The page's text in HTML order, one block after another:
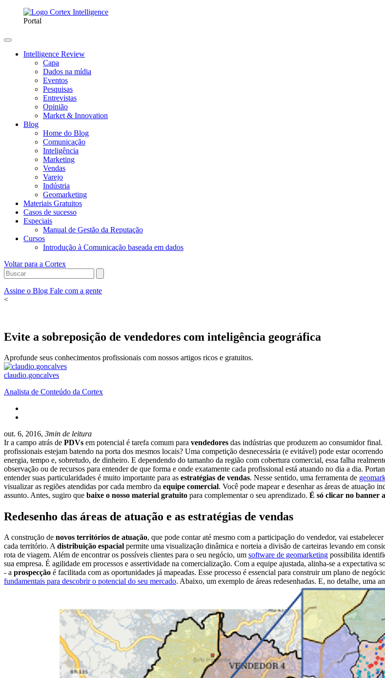
Portal
Intelligence Review
Capa
Dados na mídia
Eventos
Pesquisas
Entrevistas
Opinião
Market & Innovation
Blog
Home do Blog
Comunicação
Inteligência
Marketing
Vendas
Varejo
Indústria
Geomarketing
Materiais Gratuitos
Casos de sucesso
Especiais
Manual de Gestão da Reputação
Cursos
Introdução à Comunicação baseada em dados
Voltar para a Cortex
Assine o Blog Fale com a gente
<
Evite a sobreposição de vendedores com inteligência geográfica
Aprofunde seus conhecimentos profissionais com nossos artigos ricos e gratuitos.
claudio.goncalves
Analista de Conteúdo da Cortex
out. 6, 2016, 3min de leitura
Ir a campo atrás de PDVs em potencial é tarefa comum para vendedores das indústrias que produzem ao consumidor
profissionais estejam batendo na porta dos mesmos locais? Uma competição desnecessária (e evitável) pode estar
energia, tempo e, sobretudo, de dinheiro. E dependendo do tamanho da região com cobertura comercial, essa falha
observação ou de recursos para entender de que forma e onde exatamente cada profissional está atuando no dia a dia.
entender suas particularidades é muito importante para as estratégias de vendas. Nesse sentido, uma ferramenta de
visualizar as regiões atendidas por cada membro da equipe comercial. Você pode mapear e desenhar as áreas de atuação
assunto. Antes, sugiro que baixe o nosso material gratuito para complementar o seu aprendizado. É só clicar no banner
Redesenho das áreas de atuação e as estratégias de vendas
A construção de novos territórios de atuação, que pode contar até mesmo com a participação do vendedor, vai
cada território. A distribuição espacial permite uma visualização dinâmica e norteia a divisão de carteiras levando em
rota de viagem. Além de encontrar os possíveis clientes para o seu negócio, um software de geomarketing possibilita
sua empresa. É agilidade em processos e assertividade na comercialização. Com a equipe ajustada, alinha-se a expectativa
- a prospecção é facilitada com as oportunidades já mapeadas. Esse processo é essencial para construir um plano de
fundamentais para descobrir o potencial do seu mercado. Abaixo, um exemplo de áreas redesenhadas. E, no detalhe, uma